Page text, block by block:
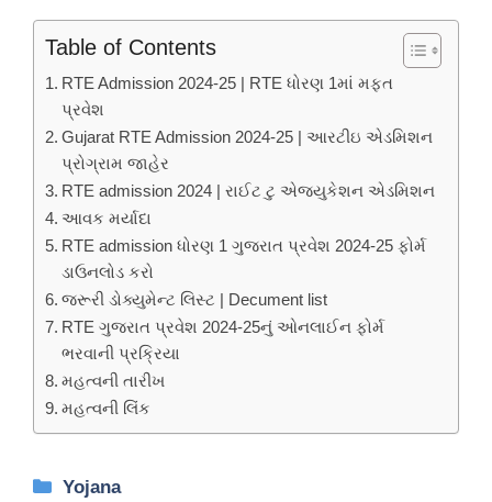
Table of Contents
RTE Admission 2024-25 | RTE ધોરણ 1માં મફત
પ્રવેશ
Gujarat RTE Admission 2024-25 | આરટીઇ એડમિશન
પ્રોગ્રામ જાહેર
RTE admission 2024 | રાઈટ ટુ એજ્યુકેશન એડમિશન
આવક મર્યાદા
RTE admission ધોરણ 1 ગુજરાત પ્રવેશ 2024-25 ફોર્મ
ડાઉનલોડ કરો
જરૂરી ડોક્યુમેન્ટ લિસ્ટ | Decument list
RTE ગુજરાત પ્રવેશ 2024-25નું ઓનલાઈન ફોર્મ
ભરવાની પ્રક્રિયા
મહત્વની તારીખ
મહત્વની લિંક
Categories
Yojana